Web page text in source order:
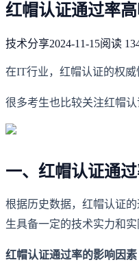
红帽认证通过率
技术分享2024-11-15阅读
在IT行业，红帽认证的权
很多考生也比较关注红帽
一、红帽认证通
根据历史数据，红帽认证
生具备一定的技术实力和实
红帽认证通过率的影响因素